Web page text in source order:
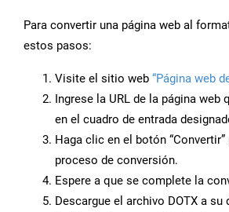
Para convertir una página web al
estos pasos:
Visite el sitio web “Página web
Ingrese la URL de la página web
en el cuadro de entrada
Haga clic en el botón “Convertir”
proceso de conversión.
Espere a que se complete la
Descargue el archivo DOTX a